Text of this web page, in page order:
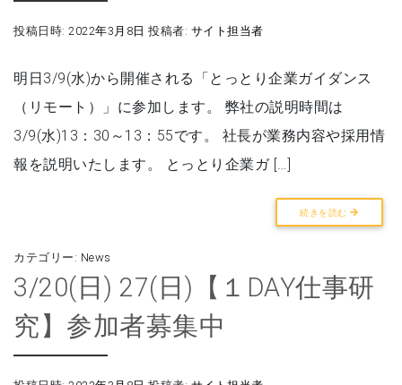
投稿日時: 2022年3月8日 投稿者: サイト担当者
明日3/9(水)から開催される「とっとり企業ガイダンス
（リモート）」に参加します。 弊社の説明時間は
3/9(水)13：30～13：55です。 社長が業務内容や採用情
報を説明いたします。 とっとり企業ガ […]
続きを読む
カテゴリー: News
3/20(日) 27(日)【１DAY仕事研
究】参加者募集中